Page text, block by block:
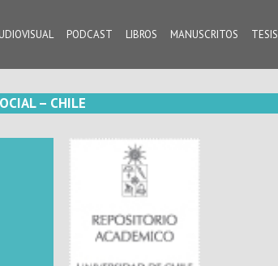
PODCAST LIBROS MANUSCRITOS TESIS
– CHILE